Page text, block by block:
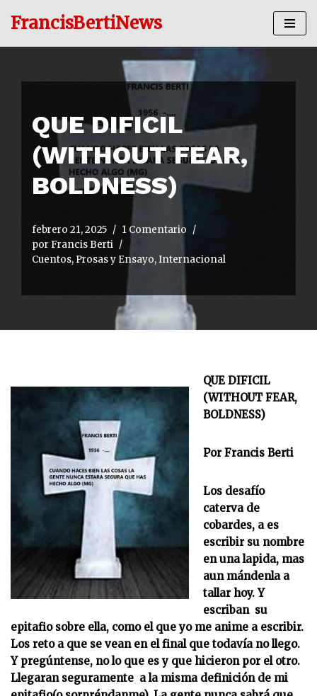
FrancisBertiNews
QUE DIFICIL
(WITHOUT FEAR,
BOLDNESS)
febrero 21, 2025
1 Comentario
por Francis Berti
Cuentos, Prosas y Ensayo,Internacional
QUE DIFICIL
(WITHOUT FEAR,
BOLDNESS)
Por Francis Berti
Los desafío
caterva de
cobardes, a es
escribir su nombre
en una lapida, mas
aun mándenla a
tallar hoy. Y
escriban su
epitafio sobre ella, como el que yo me anime a escribir.
Los reto a que se vean en el final que todavía no llego.
Y pregúntense, no lo que es y que hicieron por el otro.
Llegaran seguramente a la misma definición de mi